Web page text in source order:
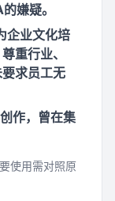
嫌疑。
企业文化培
重行业、
求员工无
作，曾在集
使用需对照原